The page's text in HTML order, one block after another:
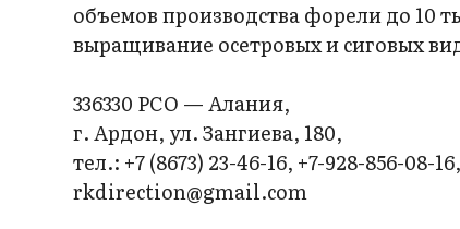
объемов производства форели до 10
выращивание осетровых и сиговых
336330 РСО — Алания,
г. Ардон, ул. Зангиева, 180,
тел.: +7 (8673) 23-46-16, +7-928-856-08-16,
rkdirection@gmail.com